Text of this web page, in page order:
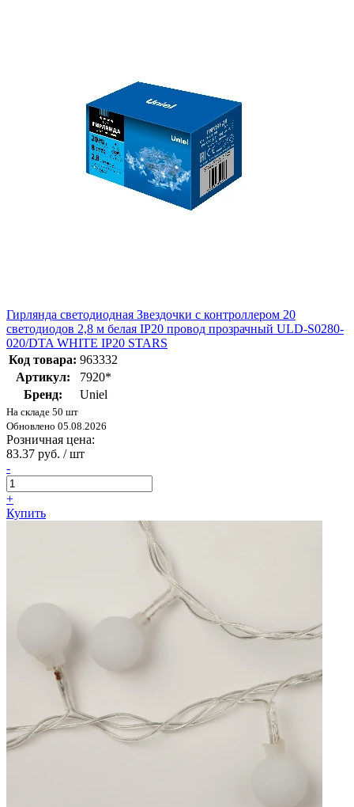
Гирлянда светодиодная Звездочки с контроллером 20
светодиодов 2,8 м белая IP20 провод прозрачный ULD-S0280-
020/DTA WHITE IP20 STARS
Код товара: 963332
Артикул:
7920*
Бренд:
Uniel
На складе 50 шт
Обновлено 05.08.2026
Розничная цена:
83.37 руб. / шт
-
+
Купить